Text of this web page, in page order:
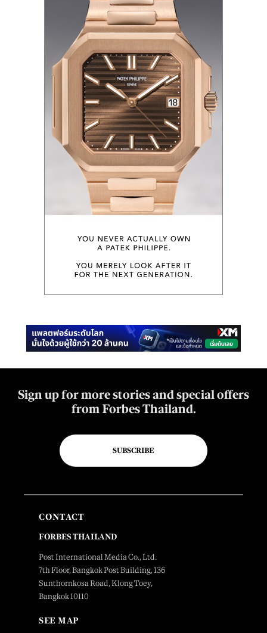
Sign up for more stories and special offers
from Forbes Thailand.
SUBSCRIBE
CONTACT
FORBES THAILAND
Post International Media Co., Ltd.
7th Floor, Bangkok Post Building, 136
Sunthornkosa Road, Klong Toey,
Bangkok 10110
SEE MAP